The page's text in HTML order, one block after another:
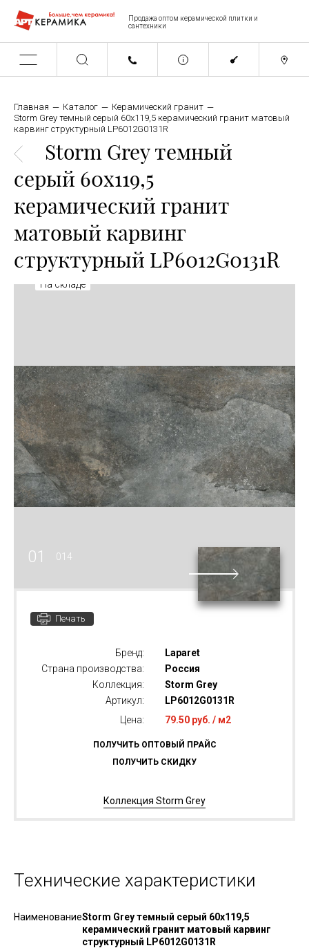
Продажа оптом керамической плитки и
сантехники
Главная Каталог
Керамический гранит
Storm Grey темный серый 60x119,5 керамический гранит матовый
карвинг структурный LP6012G0131R
Storm Grey темный
серый 60x119,5
керамический гранит
матовый карвинг
структурный LP6012G0131R
На складе
01 014
Бренд:
Laparet
Страна производства:
Россия
Коллекция:
Storm Grey
Артикул:
LP6012G0131R
Цена:
79.50 руб. / м2
ПОЛУЧИТЬ ОПТОВЫЙ ПРАЙС
ПОЛУЧИТЬ СКИДКУ
Коллекция Storm Grey
Печать
Технические характеристики
НаименованиеStorm Grey темный серый 60x119,5
керамический гранит матовый карвинг
структурный LP6012G0131R